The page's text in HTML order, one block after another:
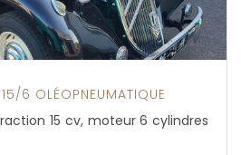
6 OLÉOPNEUMATIQUE
15 cv, moteur 6 cylindres